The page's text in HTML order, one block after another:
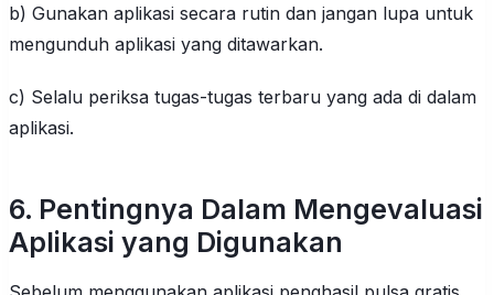
b) Gunakan aplikasi secara rutin dan jangan lupa untuk
mengunduh aplikasi yang ditawarkan.
c) Selalu periksa tugas-tugas terbaru yang ada di dalam
aplikasi.
6. Pentingnya Dalam Mengevaluasi
Aplikasi yang Digunakan